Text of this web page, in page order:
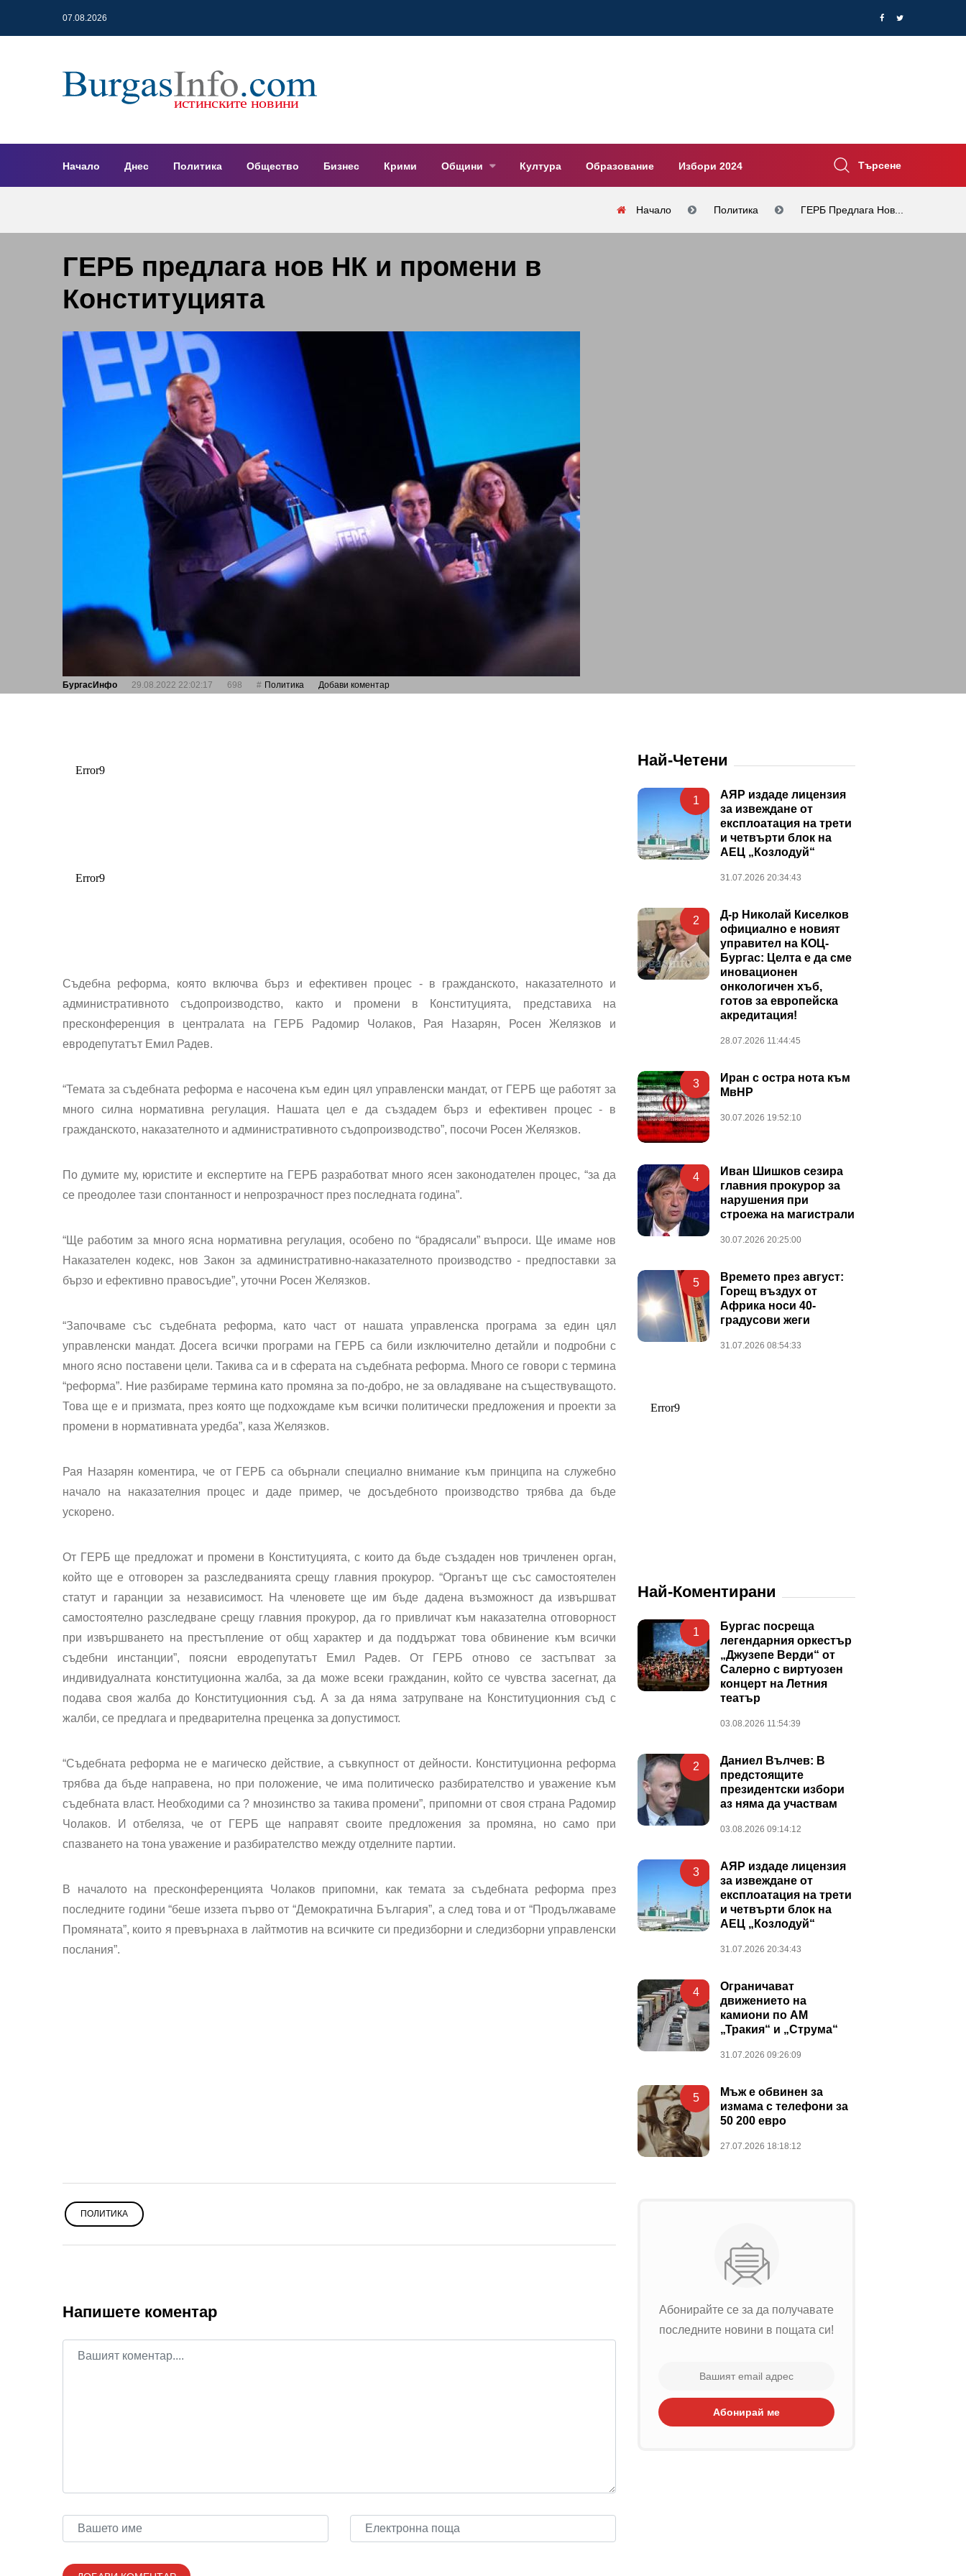
07.08.2026
Начало Днес Политика Общество Бизнес Крими Общини Култура Образование Избори 2024 Търсене
Начало Политика ГЕРБ Предлага Нов...
ГЕРБ предлага нов НК и промени в
Конституцията
БургасИнфо 29.08.2022 22:02:17 698 Политика Добави коментар
Съдебна реформа, която включва бърз и ефективен процес - в гражданското, наказателното и
административното съдопроизводство, както и промени в Конституцията, представиха на
пресконференция в централата на ГЕРБ Радомир Чолаков, Рая Назарян, Росен Желязков и
евродепутатът Емил Радев.
“Темата за съдебната реформа е насочена към един цял управленски мандат, от ГЕРБ ще работят за
много силна нормативна регулация. Нашата цел е да създадем бърз и ефективен процес - в
гражданското, наказателното и административното съдопроизводство”, посочи Росен Желязков.
По думите му, юристите и експертите на ГЕРБ разработват много ясен законодателен процес, “за да
се преодолее тази спонтанност и непрозрачност през последната година”.
“Ще работим за много ясна нормативна регулация, особено по “брадясали” въпроси. Ще имаме нов
Наказателен кодекс, нов Закон за административно-наказателното производство - предпоставки за
бързо и ефективно правосъдие”, уточни Росен Желязков.
“Започваме със съдебната реформа, като част от нашата управленска програма за един цял
управленски мандат. Досега всички програми на ГЕРБ са били изключително детайли и подробни с
много ясно поставени цели. Такива са и в сферата на съдебната реформа. Много се говори с термина
“реформа”. Ние разбираме термина като промяна за по-добро, не за овладяване на съществуващото.
Това ще е и призмата, през която ще подхождаме към всички политически предложения и проекти за
промени в нормативната уредба”, каза Желязков.
Рая Назарян коментира, че от ГЕРБ са обърнали специално внимание към принципа на служебно
начало на наказателния процес и даде пример, че досъдебното производство трябва да бъде
ускорено.
От ГЕРБ ще предложат и промени в Конституцията, с които да бъде създаден нов тричленен орган,
който ще е отговорен за разследванията срещу главния прокурор. “Органът ще със самостоятелен
статут и гаранции за независимост. На членовете ще им бъде дадена възможност да извършват
самостоятелно разследване срещу главния прокурор, да го привличат към наказателна отговорност
при извършването на престъпление от общ характер и да поддържат това обвинение към всички
съдебни инстанции”, поясни евродепутатът Емил Радев. От ГЕРБ отново се застъпват за
индивидуалната конституционна жалба, за да може всеки гражданин, който се чувства засегнат, да
подава своя жалба до Конституционния съд. А за да няма затрупване на Конституционния съд с
жалби, се предлага и предварителна преценка за допустимост.
“Съдебната реформа не е магическо действие, а съвкупност от дейности. Конституционна реформа
трябва да бъде направена, но при положение, че има политическо разбирателство и уважение към
съдебната власт. Необходими са ? мнозинство за такива промени”, припомни от своя страна Радомир
Чолаков. И отбеляза, че от ГЕРБ ще направят своите предложения за промяна, но само при
спазването на тона уважение и разбирателство между отделните партии.
В началото на пресконференцията Чолаков припомни, как темата за съдебната реформа през
последните години “беше иззета първо от “Демократична България”, а след това и от “Продължаваме
Промяната”, които я превърнаха в лайтмотив на всичките си предизборни и следизборни управленски
послания”.
ПОЛИТИКА
Напишете коментар
Най-Четени
1
АЯР издаде лицензия
за извеждане от
експлоатация на трети
и четвърти блок на
АЕЦ „Козлодуй“
31.07.2026 20:34:43
2
Д-р Николай Киселков
официално е новият
управител на КОЦ-
Бургас: Целта е да сме
иновационен
онкологичен хъб,
готов за европейска
акредитация!
28.07.2026 11:44:45
3
Иран с остра нота към
МвНР
30.07.2026 19:52:10
4
Иван Шишков сезира
главния прокурор за
нарушения при
строежа на магистрали
30.07.2026 20:25:00
5
Времето през август:
Горещ въздух от
Африка носи 40-
градусови жеги
31.07.2026 08:54:33
Най-Коментирани
1
Бургас посреща
легендарния оркестър
„Джузепе Верди“ от
Салерно с виртуозен
концерт на Летния
театър
03.08.2026 11:54:39
2
Даниел Вълчев: В
предстоящите
президентски избори
аз няма да участвам
03.08.2026 09:14:12
3
АЯР издаде лицензия
за извеждане от
експлоатация на трети
и четвърти блок на
АЕЦ „Козлодуй“
31.07.2026 20:34:43
4
Ограничават
движението на
камиони по АМ
„Тракия“ и „Струма“
31.07.2026 09:26:09
5
Мъж е обвинен за
измама с телефони за
50 200 евро
27.07.2026 18:18:12
Абонирайте се за да получавате
последните новини в пощата си!
Абонирай ме